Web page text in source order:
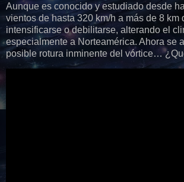
Aunque es conocido y estudiado desde
vientos de hasta 320 km/h a más de 8 km
intensificarse o debilitarse, alterando el
especialmente a Norteamérica. Ahora se
posible rotura inminente del vórtice…